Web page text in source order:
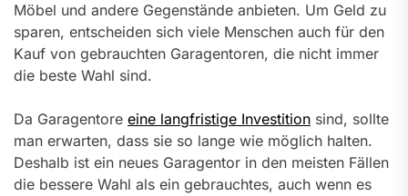
Möbel und andere Gegenstände anbieten. Um Geld zu
sparen, entscheiden sich viele Menschen auch für den
Kauf von gebrauchten Garagentoren, die nicht immer
die beste Wahl sind.
Da Garagentore eine langfristige Investition sind, sollte
man erwarten, dass sie so lange wie möglich halten.
Deshalb ist ein neues Garagentor in den meisten Fällen
die bessere Wahl als ein gebrauchtes, auch wenn es